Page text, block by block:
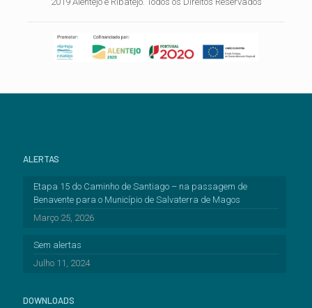
ALERTAS
Etapa 15 do Caminho de Santiago – na passagem de
Benavente para o Município de Salvaterra de Magos
Março 25, 2026
Sem alertas
Julho 11, 2024
DOWNLOADS